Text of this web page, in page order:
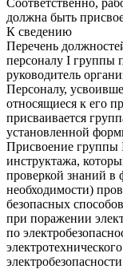
должна быть
К сведению
Перечень
персоналу I группы
руководитель
Персоналу,
относящиеся к его
присваивается
установленной
Присвоение группы
инструктажа,
проверкой знаний в
необходимости)
безопасных
при поражении
по